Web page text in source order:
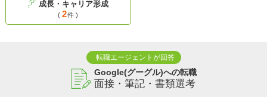
成長・キャリア形成
(2件 )
転職エージェントが回答
Google(グーグル)への転職
面接・筆記・書類選考